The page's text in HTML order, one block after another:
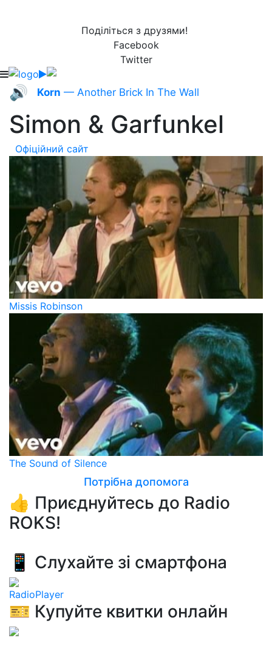
Поділіться з друзями!
Facebook
Twitter
🔊 Korn — Another Brick In The Wall
Simon & Garfunkel
Офіційний сайт
Missis Robinson
The Sound of Silence
Потрібна допомога
👍 Приєднуйтесь до Radio
ROKS!
📱 Слухайте зі смартфона
RadioPlayer
🎫 Купуйте квитки онлайн